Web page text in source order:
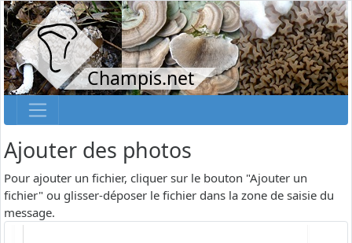
Champis.net
Ajouter des photos
Pour ajouter un fichier, cliquer sur le bouton "Ajouter un
fichier" ou glisser-déposer le fichier dans la zone de saisie du
message.